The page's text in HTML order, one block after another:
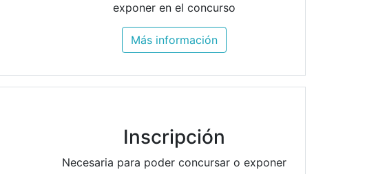
exponer en el concurso
Más información
Inscripción
Necesaria para poder concursar o exponer